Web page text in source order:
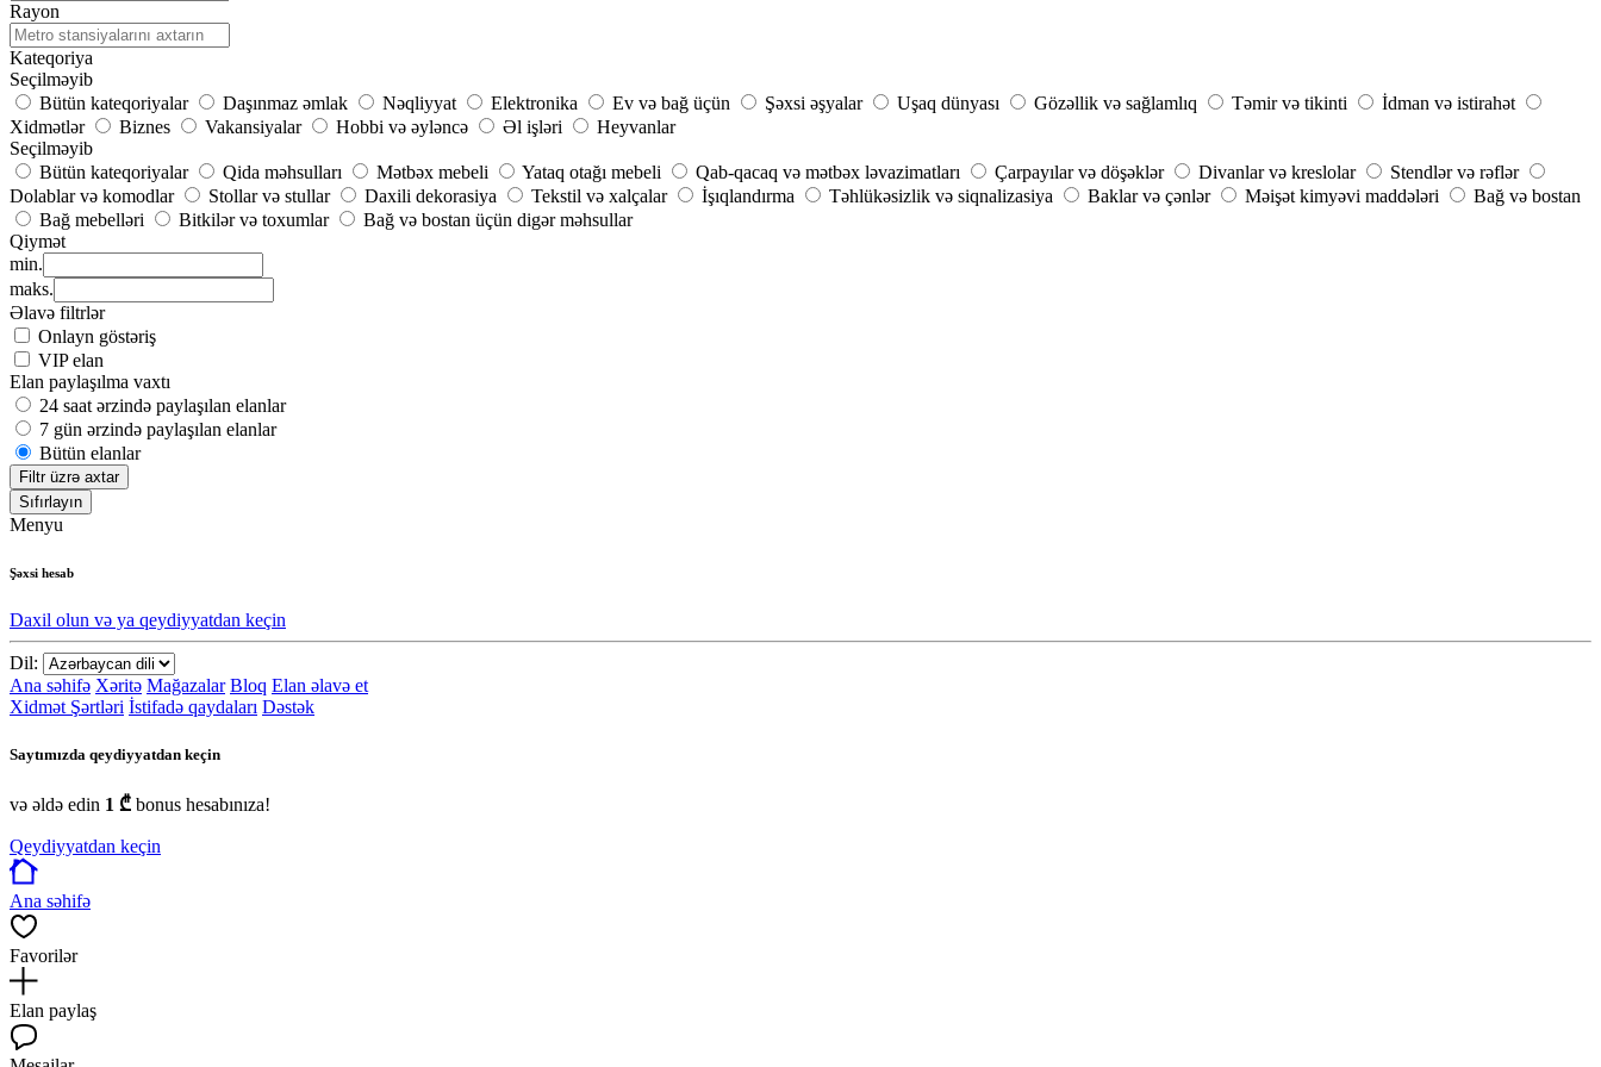
Rayon
Kateqoriya
Seçilməyib
Bütün kateqoriyalar
Daşınmaz əmlak Nəqliyyat Elektronika Ev və bağ üçün Şəxsi əşyalar Uşaq dünyası Gözəllik və sağlamlıq Təmir və tikinti
İdman və istirahət
Xidmətlər
Biznes Vakansiyalar Hobbi və əyləncə Əl işləri
Heyvanlar
Seçilməyib
Bütün kateqoriyalar
Qida məhsulları Mətbəx mebeli Yataq otağı mebeli Qab-qacaq və mətbəx ləvazimatları Çarpayılar və döşəklər Divanlar və kreslolar
Stendlər və rəflər
Dolablar və komodlar
Stollar və stullar Daxili dekorasiya Tekstil və xalçalar İşıqlandırma Təhlükəsizlik və siqnalizasiya Baklar və çənlər Məişət kimyəvi maddələri
Bağ və bostan
Bağ mebelləri
Bitkilər və toxumlar
Bağ və bostan üçün digər məhsullar
Qiymət
min.
maks.
Əlavə filtrlər
Onlayn göstəriş
VIP elan
Elan paylaşılma vaxtı
24 saat ərzində paylaşılan elanlar
7 gün ərzində paylaşılan elanlar
Bütün elanlar
Filtr üzrə axtar
Sıfırlayın
Menyu
Şəxsi hesab
Daxil olun və ya qeydiyyatdan keçin
Dil:
Ana səhifə Xəritə Mağazalar Bloq Elan əlavə et
Xidmət Şərtləri İstifadə qaydaları Dəstək
Saytımızda qeydiyyatdan keçin
və əldə edin 1 ₾ bonus hesabınıza!
Qeydiyyatdan keçin
Ana səhifə
Favorilər
Elan paylaş